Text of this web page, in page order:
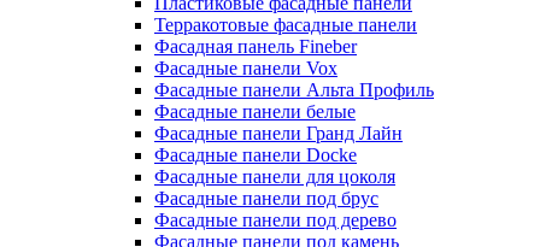
Терракотовые фасадные панели
Фасадная панель Fineber
Фасадные панели Vox
Фасадные панели Альта Профиль
Фасадные панели белые
Фасадные панели Гранд Лайн
Фасадные панели Docke
Фасадные панели для цоколя
Фасадные панели под брус
Фасадные панели под дерево
Фасадные панели под камень